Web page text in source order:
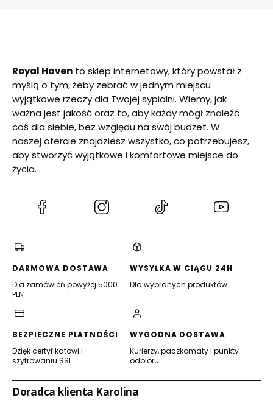
Royal Haven to sklep internetowy, który powstał z
myślą o tym, żeby zebrać w jednym miejscu
wyjątkowe rzeczy dla Twojej sypialni. Wiemy, jak
ważna jest jakość oraz to, aby każdy mógł znaleźć
coś dla siebie, bez względu na swój budżet. W
naszej ofercie znajdziesz wszystko, co potrzebujesz,
aby stworzyć wyjątkowe i komfortowe miejsce do
życia.
(Otwiera
nowej
(Otwiera
(Otwiera
DARMOWA DOSTAWA
Dla zamówień powyżej 5000
PLN
WYSYŁKA W CIĄGU 24H
Dla wybranych produktów
BEZPIECZNE PŁATNOŚCI
Dzięk certyfikatowi i
szyfrowaniu SSL
WYGODNA DOSTAWA
Kurierzy, paczkomaty i punkty
odbioru
Doradca klienta Karolina